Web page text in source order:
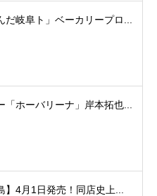
岐阜ト」ベーカリープロ...
ホーバリーナ」岸本拓也...
】4月1日発売！同店史上...